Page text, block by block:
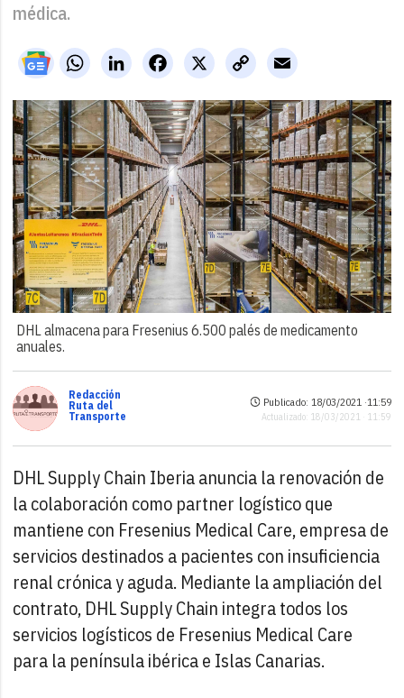
médica.
WhatsAppLinkedIn X
Facebook
Copy
Link
Email
DHL almacena para Fresenius 6.500 palés de medicamento
anuales.
Redacción
Ruta del
Transporte
Publicado: 18/03/2021 ·11:59
Actualizado: 18/03/2021 · 11:59
DHL Supply Chain Iberia anuncia la renovación de
la colaboración como partner logístico que
mantiene con Fresenius Medical Care, empresa de
servicios destinados a pacientes con insuficiencia
renal crónica y aguda. Mediante la ampliación del
contrato, DHL Supply Chain integra todos los
servicios logísticos de Fresenius Medical Care
para la península ibérica e Islas Canarias.